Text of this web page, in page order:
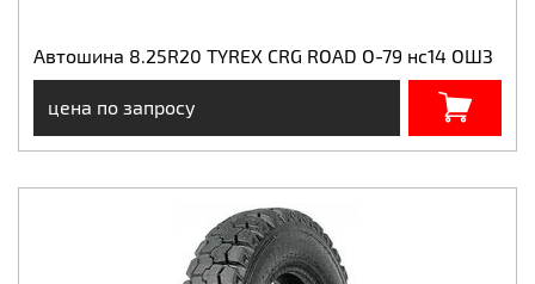
Автошина 8.25R20 TYREX CRG ROAD О-79 нс14 ОШЗ
цена по запросу